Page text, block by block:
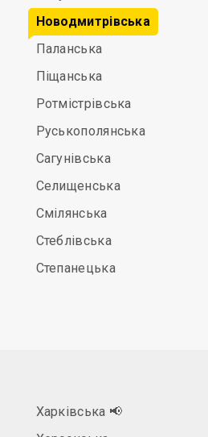
Новодмитрівська
Паланська
Піщанська
Ротмістрівська
Руськополянська
Сагунівська
Селищенська
Смілянська
Стеблівська
Степанецька
Харківська 📢